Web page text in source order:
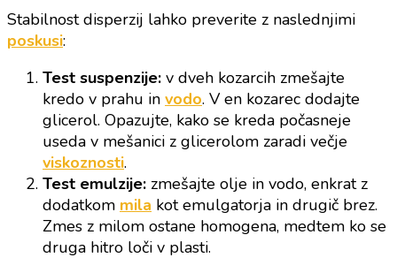
Stabilnost disperzij lahko preverite z naslednjimi
poskusi:
Test suspenzije: v dveh kozarcih zmešajte
kredo v prahu in vodo. V en kozarec dodajte
glicerol. Opazujte, kako se kreda počasneje
useda v mešanici z glicerolom zaradi večje
viskoznosti.
Test emulzije: zmešajte olje in vodo, enkrat z
dodatkom mila kot emulgatorja in drugič brez.
Zmes z milom ostane homogena, medtem ko se
druga hitro loči v plasti.